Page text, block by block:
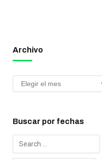
Archivo
Buscar por fechas